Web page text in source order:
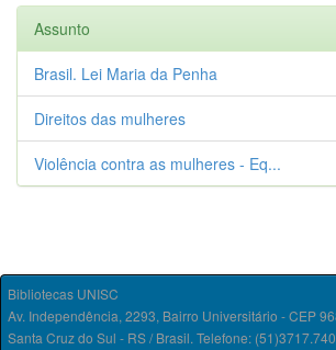
Assunto
Brasil. Lei Maria da Penha
Direitos das mulheres
Violência contra as mulheres - Eq...
Bibliotecas UNISC
Av. Independência, 2293, Bairro Universitário - CEP
Santa Cruz do Sul - RS / Brasil. Telefone: